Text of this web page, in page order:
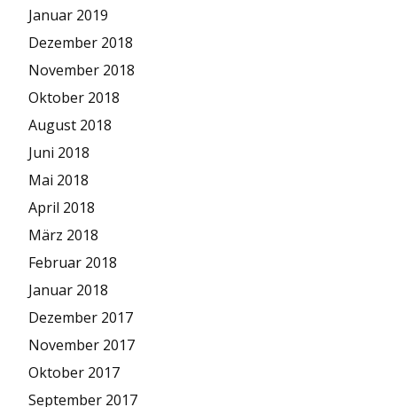
Januar 2019
Dezember 2018
November 2018
Oktober 2018
August 2018
Juni 2018
Mai 2018
April 2018
März 2018
Februar 2018
Januar 2018
Dezember 2017
November 2017
Oktober 2017
September 2017